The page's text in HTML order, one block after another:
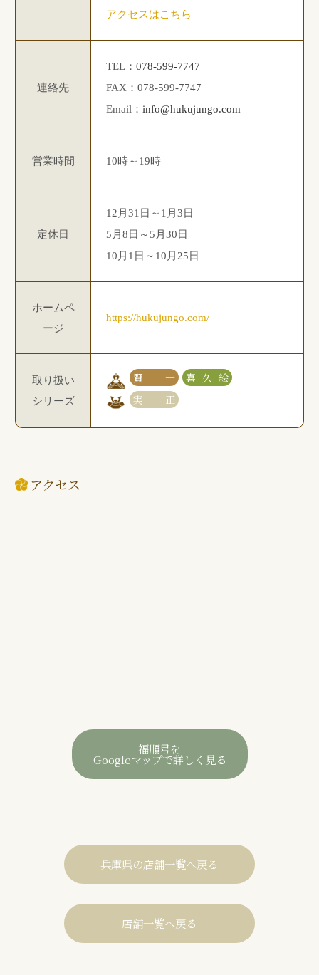
アクセスはこちら
連絡先
TEL： 078-599-7747
FAX：078-599-7747
Email： info@hukujungo.com
営業時間 10時～19時
定休日
12月31日～1月3日
5月8日～5月30日
10月1日～10月25日
ホームペ
ージ
https://hukujungo.com/
取り扱い
シリーズ
賢一
喜久絵
実正
アクセス
福順号を
Googleマップで詳しく見る
兵庫県の店舗一覧へ戻る
店舗一覧へ戻る